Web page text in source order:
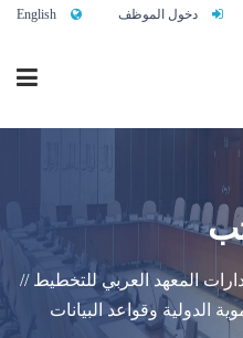
دخول الموظف English
المعهد العربي للتخطيط //
الدولية وقواعد البيانات